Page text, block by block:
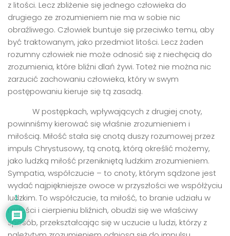
z litości. Lecz zbliżenie się jednego człowieka do
drugiego ze zrozumieniem nie ma w sobie nic
obraźliwego. Człowiek buntuje się przeciwko temu, aby
być traktowanym, jako przedmiot litości. Lecz żaden
rozumny człowiek nie może odnosić się z niechęcią do
zrozumienia, które bliźni dlań żywi. Toteż nie można nic
zarzucić zachowaniu człowieka, który w swym
postępowaniu kieruje się tą zasadą.
W postępkach, wpływających z drugiej cnoty,
powinniśmy kierować się właśnie zrozumieniem i
miłością. Miłość stała się cnotą duszy rozumowej przez
impuls Chrystusowy, tą cnotą, którą określić możemy,
jako ludzką miłość przenikniętą ludzkim zrozumieniem.
Sympatia, współczucie – to cnoty, którym sądzone jest
wydać najpiękniejsze owoce w przyszłości we współżyciu
ludzkim. To współczucie, ta miłość, to branie udziału w
radości i cierpieniu bliźnich, obudzi się we właściwy
sposób, przekształcając się w uczucie u ludzi, którzy z
1